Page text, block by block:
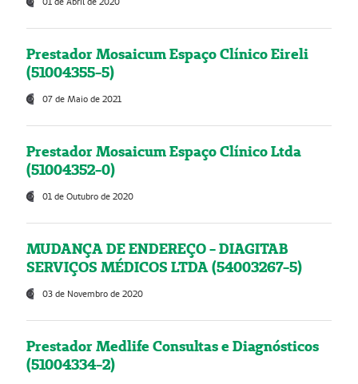
Prestador Mosaicum Espaço Clínico Eireli
(51004355-5)
07 de Maio de 2021
Prestador Mosaicum Espaço Clínico Ltda
(51004352-0)
01 de Outubro de 2020
MUDANÇA DE ENDEREÇO - DIAGITAB
SERVIÇOS MÉDICOS LTDA (54003267-5)
03 de Novembro de 2020
Prestador Medlife Consultas e Diagnósticos
(51004334-2)